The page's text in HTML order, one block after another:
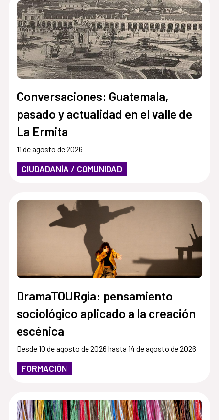
Conversaciones: Guatemala,
pasado y actualidad en el valle de
La Ermita
11 de agosto de 2026
CIUDADANÍA / COMUNIDAD
DramaTOURgia: pensamiento
sociológico aplicado a la creación
escénica
Desde 10 de agosto de 2026 hasta 14 de agosto de 2026
FORMACIÓN